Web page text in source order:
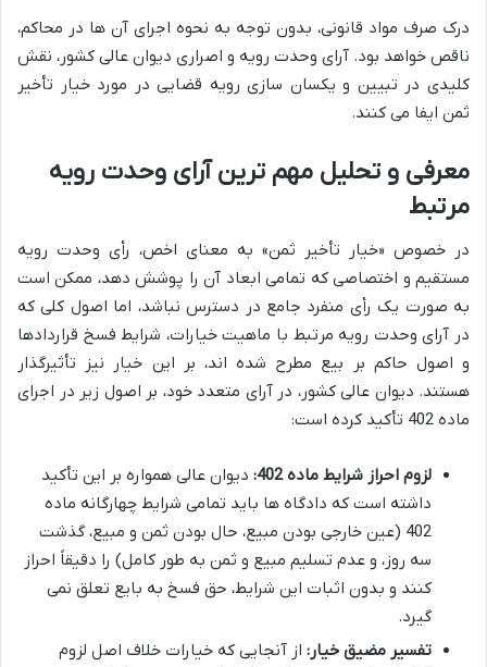
درک صرف مواد قانونی، بدون توجه به نحوه اجرای آن ها در محاکم،
ناقص خواهد بود. آرای وحدت رویه و اصراری دیوان عالی کشور، نقش
کلیدی در تبیین و یکسان سازی رویه قضایی در مورد خیار تأخیر
ثمن ایفا می کنند.
معرفی و تحلیل مهم ترین آرای وحدت رویه
مرتبط
در خصوص «خیار تأخیر ثمن» به معنای اخص، رأی وحدت رویه
مستقیم و اختصاصی که تمامی ابعاد آن را پوشش دهد، ممکن است
به صورت یک رأی منفرد جامع در دسترس نباشد، اما اصول کلی که
در آرای وحدت رویه مرتبط با ماهیت خیارات، شرایط فسخ قراردادها
و اصول حاکم بر بیع مطرح شده اند، بر این خیار نیز تأثیرگذار
هستند. دیوان عالی کشور، در آرای متعدد خود، بر اصول زیر در اجرای
ماده 402 تأکید کرده است:
لزوم احراز شرایط ماده 402:
دیوان عالی همواره بر این تأکید
داشته است که دادگاه ها باید تمامی شرایط چهارگانه ماده
402 (عین خارجی بودن مبیع، حال بودن ثمن و مبیع، گذشت
سه روز، و عدم تسلیم مبیع و ثمن به طور کامل) را دقیقاً احراز
کنند و بدون اثبات این شرایط، حق فسخ به بایع تعلق نمی
گیرد.
تفسیر مضیق خیار: از آنجایی که خیارات خلاف اصل لزوم